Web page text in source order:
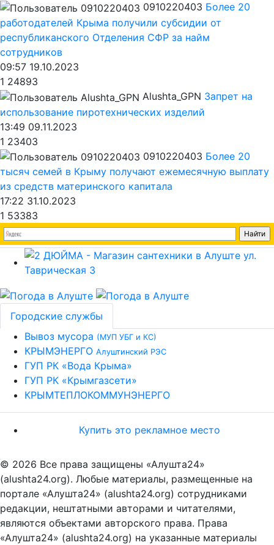
0910220403 Более 20
работодателей Крыма получили субсидии от
республиканского Отделения СФР за найм
сотрудников
09:57 19.10.2023
1 24893
Alushta_GPN Запрет на
использование пиротехнических изделий
13:49 09.11.2023
1 23403
0910220403 Более 20
тысяч семей в Крыму получают ежемесячную выплату
из средств материнского капитала
17:22 31.10.2023
1 53383
Городские службы
Вывоз мусора (МУП УБГ и КС)
КРЫМЭНЕРГО Алуштинский РЭС
ГУП РК «Вода Крыма»
ГУП РК «Крымгазсети»
КРЫМТЕПЛОКОММУНЭНЕРГО
Купить это рекламное место
© 2026 Все права защищены «Алушта24»
(alushta24.org). Любые материалы, размещенные на
портале «Алушта24» (alushta24.org) сотрудниками
редакции, нештатными авторами и читателями,
являются объектами авторского права. Права
«Алушта24» (alushta24.org) на указанные материалы